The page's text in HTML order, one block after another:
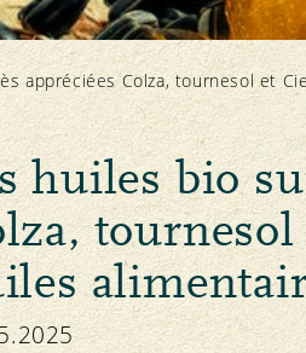
Santé
Équité
Marché
Prix
Service
Offres
Organe
Le
Bio
appréciées Colza, tournesol et
huiles bio